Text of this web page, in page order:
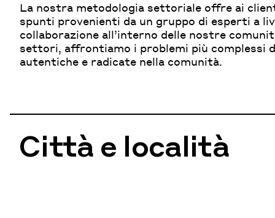
La nostra metodologia settoriale offre ai
spunti provenienti da un gruppo di esperti a
collaborazione all’interno delle nostre
settori, affrontiamo i problemi più complessi
autentiche e radicate nella comunità.
Città e località